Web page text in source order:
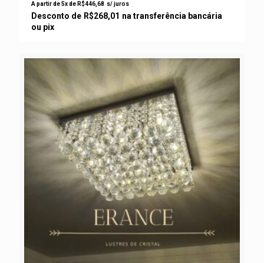
A partir de 5x de R$446,68 s/ juros
Desconto de R$268,01 na transferência bancária
ou pix